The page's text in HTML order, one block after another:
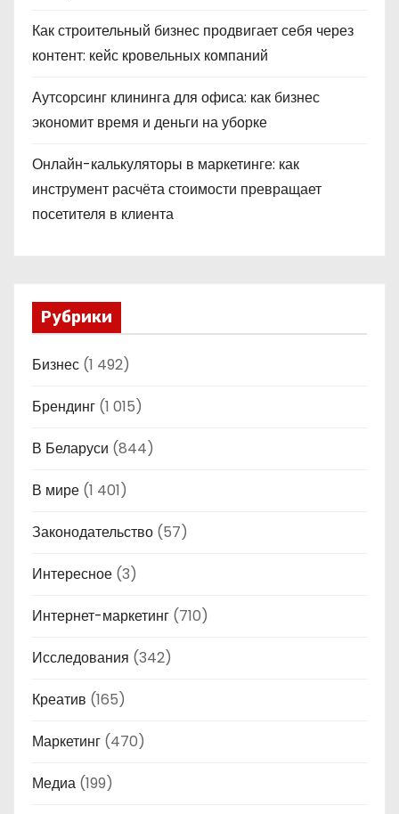
Как строительный бизнес продвигает себя через
контент: кейс кровельных компаний
Аутсорсинг клининга для офиса: как бизнес
экономит время и деньги на уборке
Онлайн-калькуляторы в маркетинге: как
инструмент расчёта стоимости превращает
посетителя в клиента
Рубрики
Бизнес (1 492)
Брендинг (1 015)
В Беларуси (844)
В мире (1 401)
Законодательство (57)
Интересное (3)
Интернет-маркетинг (710)
Исследования (342)
Креатив (165)
Маркетинг (470)
Медиа (199)